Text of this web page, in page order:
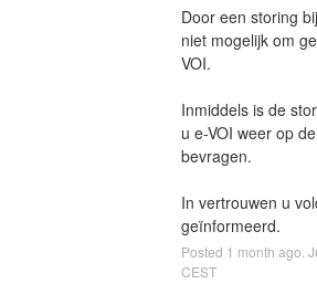
Door een storing
niet mogelijk om
VOI.
Inmiddels is de
u e-VOI weer op
bevragen.
In vertrouwen u
geïnformeerd.
Posted 1 month ago.
CEST